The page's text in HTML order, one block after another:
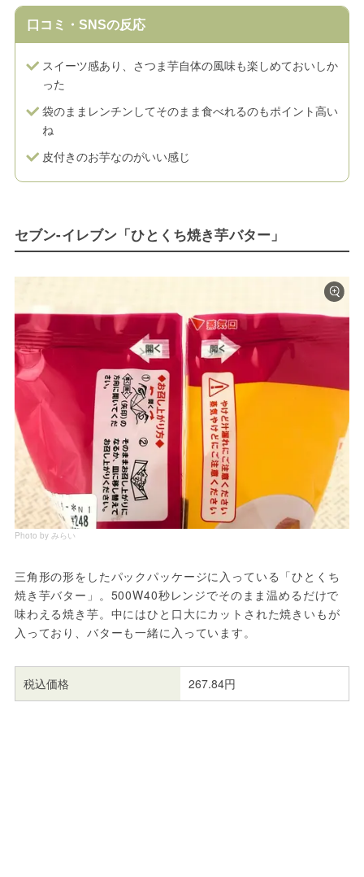
口コミ・SNSの反応
スイーツ感あり、さつま芋自体の風味も楽しめておいしか
った
袋のままレンチンしてそのまま食べれるのもポイント高い
ね
皮付きのお芋なのがいい感じ
セブン-イレブン「ひとくち焼き芋バター」
Photo by みらい
三角形の形をしたパックパッケージに入っている「ひとくち
焼き芋バター」。500W40秒レンジでそのまま温めるだけで
味わえる焼き芋。中にはひと口大にカットされた焼きいもが
入っており、バターも一緒に入っています。
税込価格 267.84円